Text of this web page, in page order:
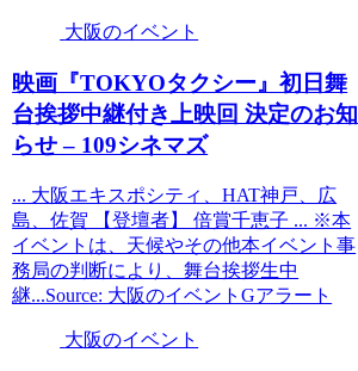
大阪のイベント
映画『TOKYOタクシー』初日舞
台挨拶中継付き上映回 決定のお知
らせ – 109シネマズ
... 大阪エキスポシティ、HAT神戸、広
島、佐賀 【登壇者】 倍賞千恵子 ... ※本
イベントは、天候やその他本イベント事
務局の判断により、舞台挨拶生中
継...Source: 大阪のイベントGアラート
大阪のイベント